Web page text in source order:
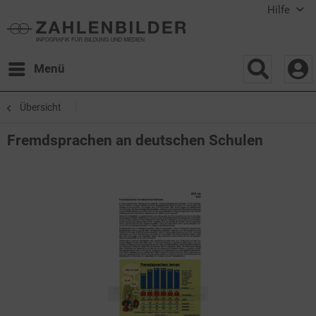
Hilfe
Menü
Übersicht
Fremdsprachen an deutschen Schulen